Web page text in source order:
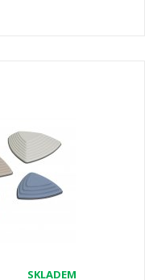
SKLADEM